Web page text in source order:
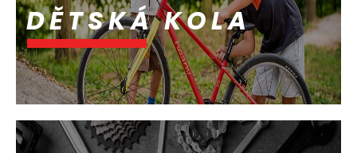
DĚTSKÁ KOLA